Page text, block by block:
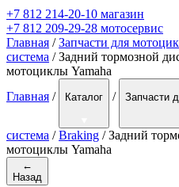
+7 812 214-20-10 магазин
+7 812 209-29-28 мотосервис
Главная /Запчасти для
система / Задний тормозной
мотоциклы Yamaha
Главная / Каталог / Запчасти
система / Braking / Задний
мотоциклы Yamaha
←
Назад